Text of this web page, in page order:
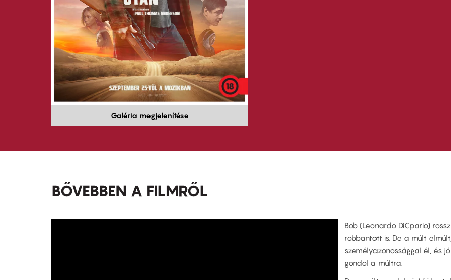
Galéria megjelenítése
BŐVEBBEN A FILMRŐL
Bob (Leonardo DiCpario)
robbantott is. De a múlt
személyazonossággal él, és
gondol a múltra.